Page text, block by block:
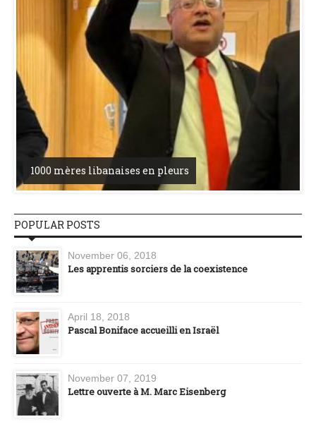
1000 mères libanaises en pleurs
POPULAR POSTS
November 06, 2018
Les apprentis sorciers de la coexistence
April 18, 2018
Pascal Boniface accueilli en Israël
November 07, 2019
Lettre ouverte à M. Marc Eisenberg